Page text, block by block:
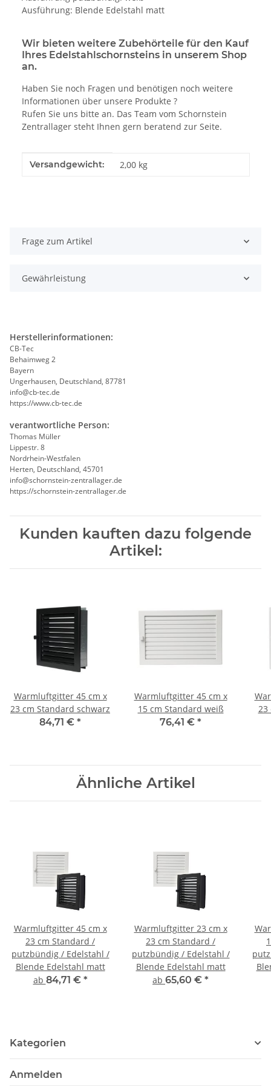
Ausführung: Blende Edelstahl matt
Wir bieten weitere Zubehörteile für den Kauf
Ihres Edelstahlschornsteins in unserem Shop
an.
Haben Sie noch Fragen und benötigen noch weitere
Informationen über unsere Produkte ?
Rufen Sie uns bitte an. Das Team vom Schornstein
Zentrallager steht Ihnen gern beratend zur Seite.
Produkteigenschaft
Wert
Versandgewicht: 2,00 kg
Frage zum Artikel
Gewährleistung
Herstellerinformationen:
CB-Tec
Behaimweg 2
Bayern
Ungerhausen, Deutschland, 87781
info@cb-tec.de
https://www.cb-tec.de
verantwortliche Person:
Thomas Müller
Lippestr. 8
Nordrhein-Westfalen
Herten, Deutschland, 45701
info@schornstein-zentrallager.de
https://schornstein-zentrallager.de
Kunden kauften dazu folgende
Artikel:
Warmluftgitter 45 cm x
23 cm Standard schwarz
84,71 € *
Warmluftgitter 45 cm x
15 cm Standard weiß
76,41 € *
23
Ähnliche Artikel
Warmluftgitter 45 cm x
23 cm Standard /
putzbündig / Edelstahl /
Blende Edelstahl matt
ab 84,71 € *
Warmluftgitter 23 cm x
23 cm Standard /
putzbündig / Edelstahl /
Blende Edelstahl matt
ab 65,60 € *
Kategorien
Anmelden